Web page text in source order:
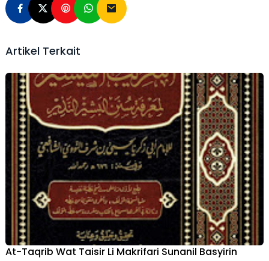
Artikel Terkait
At-Taqrib Wat Taisir Li Makrifari Sunanil Basyirin